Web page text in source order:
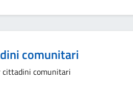
comunitari
cittadini comunitari